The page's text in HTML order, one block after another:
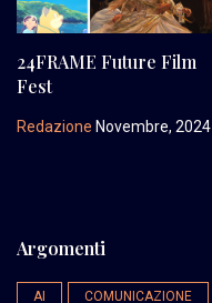
24FRAME Future Film
Fest
Redazione Novembre, 2024
Argomenti
AI COMUNICAZIONE